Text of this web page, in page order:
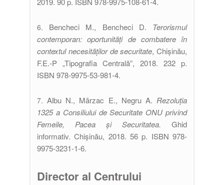
6. Bencheci M., Bencheci D. Terorismul
contemporan: oportunităţi de combatere în
contextul necesităților de securitate, Chişinău,
F.E.-P „Tipografia Centrală”, 2018. 232 p.
ISBN 978-9975-53-981-4.
7. Albu N., Mârzac E., Negru A. Rezoluţia
1325 a Consiliului de Securitate ONU privind
Femeile, Pacea şi Securitatea. Ghid
informativ. Chișinău, 2018. 56 p. ISBN 978-
9975-3231-1-6.
Director al Centrului